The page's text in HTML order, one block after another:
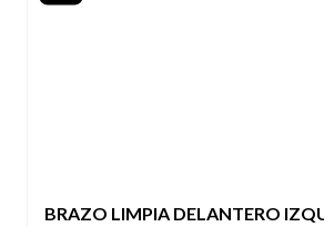
BRAZO LIMPIA DELANTERO